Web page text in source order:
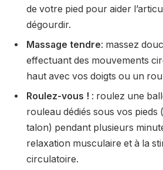
de votre pied pour aider
dégourdir.
Massage tendre: massez
effectuant des mouvements
haut avec vos doigts ou un
Roulez-vous ! : roulez une
rouleau dédiés sous vos pieds
talon) pendant plusieurs
relaxation musculaire et à la
circulatoire.